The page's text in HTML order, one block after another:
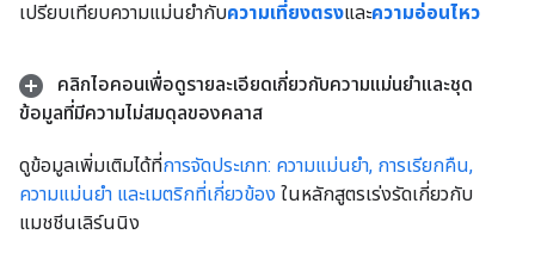
เปรียบเทียบความแม่นยำกับความเที่ยงตรงและความอ่อนไหว
คลิกไอคอนเพื่อดูรายละเอียดเกี่ยวกับความแม่นยำและชุด
ข้อมูลที่มีความไม่สมดุลของคลาส
ดูข้อมูลเพิ่มเติมได้ที่การจัดประเภท: ความแม่นยำ, การเรียกคืน,
ความแม่นยำ และเมตริกที่เกี่ยวข้อง ในหลักสูตรเร่งรัดเกี่ยวกับ
แมชชีนเลิร์นนิง